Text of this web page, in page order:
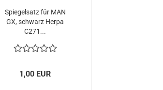
Spiegelsatz für MAN
GX, schwarz Herpa
C271...
1,00 EUR